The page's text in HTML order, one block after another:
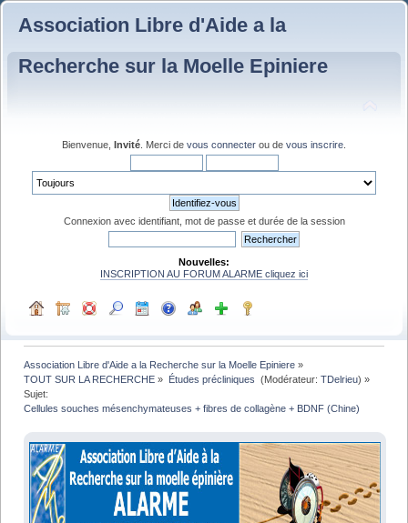
Association Libre d'Aide a la
Recherche sur la Moelle Epiniere
Bienvenue, Invité . Merci de vous connecter ou de vous inscrire
Connexion avec identifiant, mot de passe et durée de la session
Nouvelles:
INSCRIPTION AU FORUM ALARME cliquez ici
Association Libre d'Aide a la Recherche sur la Moelle Epiniere »
TOUT SUR LA RECHERCHE » Études précliniques (Modérateur: TDelrieu) »
Sujet:
Cellules souches mésenchymateuses + fibres de collagène + BDNF (Chine)